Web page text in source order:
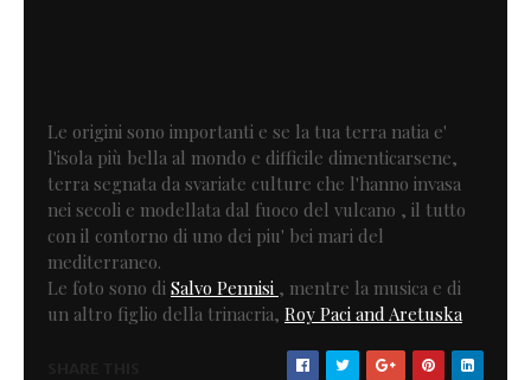
Le origini sono importanti e se la tua terra natia e'
l'isola più bella al mondo e difficile dimenticarsene,
terra segnata da svariate culture che l'hanno invasa
nei secoli e modellata dal fuoco del vulcano , il tutto
con il contorno di uno dei piu' bei mari del
mediterraneo.
Le foto sono di Salvo Pennisi , mentre la musica e di
un altro figlio della trinacria, Roy Paci and Aretuska